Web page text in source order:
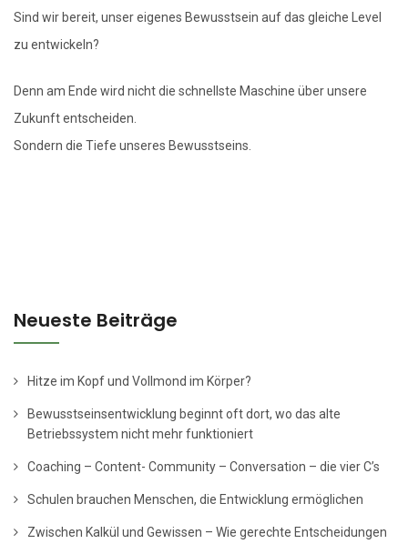
Sind wir bereit, unser eigenes Bewusstsein auf das gleiche Level
zu entwickeln?
Denn am Ende wird nicht die schnellste Maschine über unsere
Zukunft entscheiden.
Sondern die Tiefe unseres Bewusstseins.
Neueste Beiträge
Hitze im Kopf und Vollmond im Körper?
Bewusstseinsentwicklung beginnt oft dort, wo das alte
Betriebssystem nicht mehr funktioniert
Coaching – Content- Community – Conversation – die vier C’s
Schulen brauchen Menschen, die Entwicklung ermöglichen
Zwischen Kalkül und Gewissen – Wie gerechte Entscheidungen